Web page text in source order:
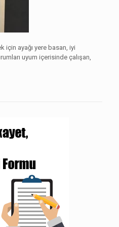
için ayağı yere basan, iyi
uyum içerisinde çalışan,